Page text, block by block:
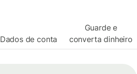
Dados de conta
Guarde e
converta dinheiro